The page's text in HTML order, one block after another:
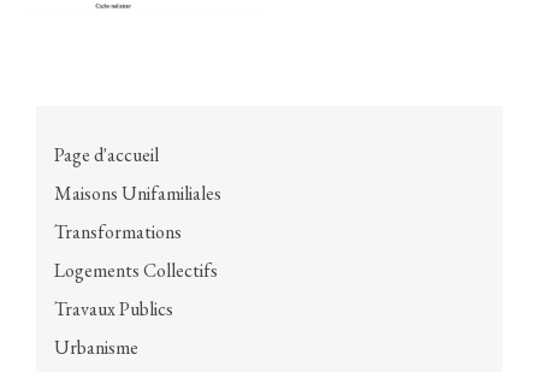
Page d'accueil
Maisons Unifamiliales
Transformations
Logements Collectifs
Travaux Publics
Urbanisme